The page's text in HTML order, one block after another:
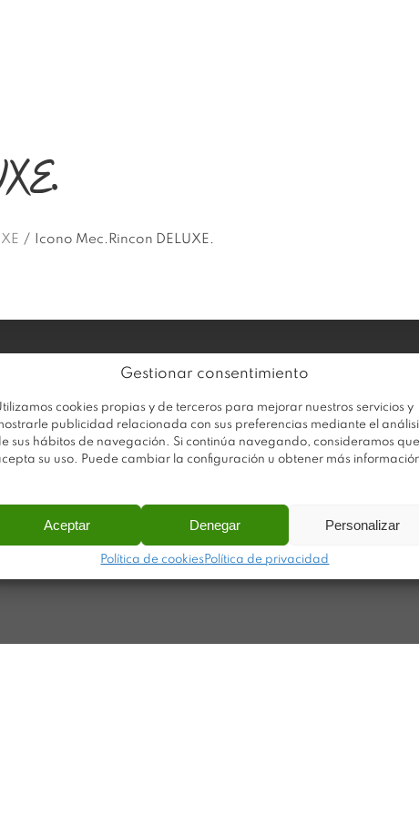
Gestionar consentimiento
cookies propias y de terceros para mejorar nuestros servicios y
publicidad relacionada con sus preferencias mediante el
sus hábitos de navegación. Si continúa navegando, consideramos que
su uso. Puede cambiar la configuración u obtener más
Aceptar Denegar Personalizar
Política de cookies Política de privacidad
/ Icono Mec.Rincon DELUXE.
Trabaja con nosotros
Noticias
Contacto